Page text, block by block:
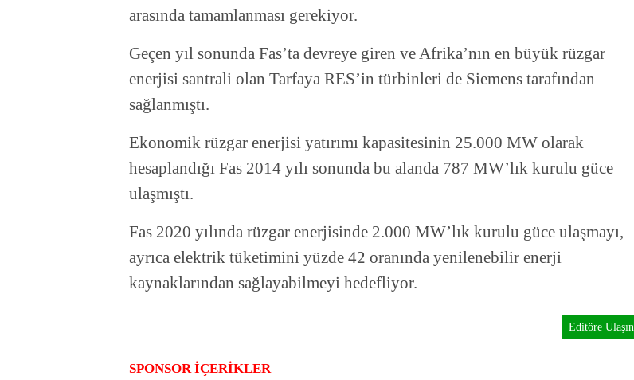
arasında tamamlanması gerekiyor.
Geçen yıl sonunda Fas’ta devreye giren ve Afrika’nın en büyük rüzgar
enerjisi santrali olan Tarfaya RES’in türbinleri de Siemens tarafından
sağlanmıştı.
Ekonomik rüzgar enerjisi yatırımı kapasitesinin 25.000 MW olarak
hesaplandığı Fas 2014 yılı sonunda bu alanda 787 MW’lık kurulu güce
ulaşmıştı.
Fas 2020 yılında rüzgar enerjisinde 2.000 MW’lık kurulu güce ulaşmayı,
ayrıca elektrik tüketimini yüzde 42 oranında yenilenebilir enerji
kaynaklarından sağlayabilmeyi hedefliyor.
Editöre Ulaşın
SPONSOR İÇERİKLER